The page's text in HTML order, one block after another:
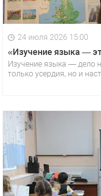
24 июля 2026 15:00
«Изучение языка —
Изучение языка — дело
только усердия, но и